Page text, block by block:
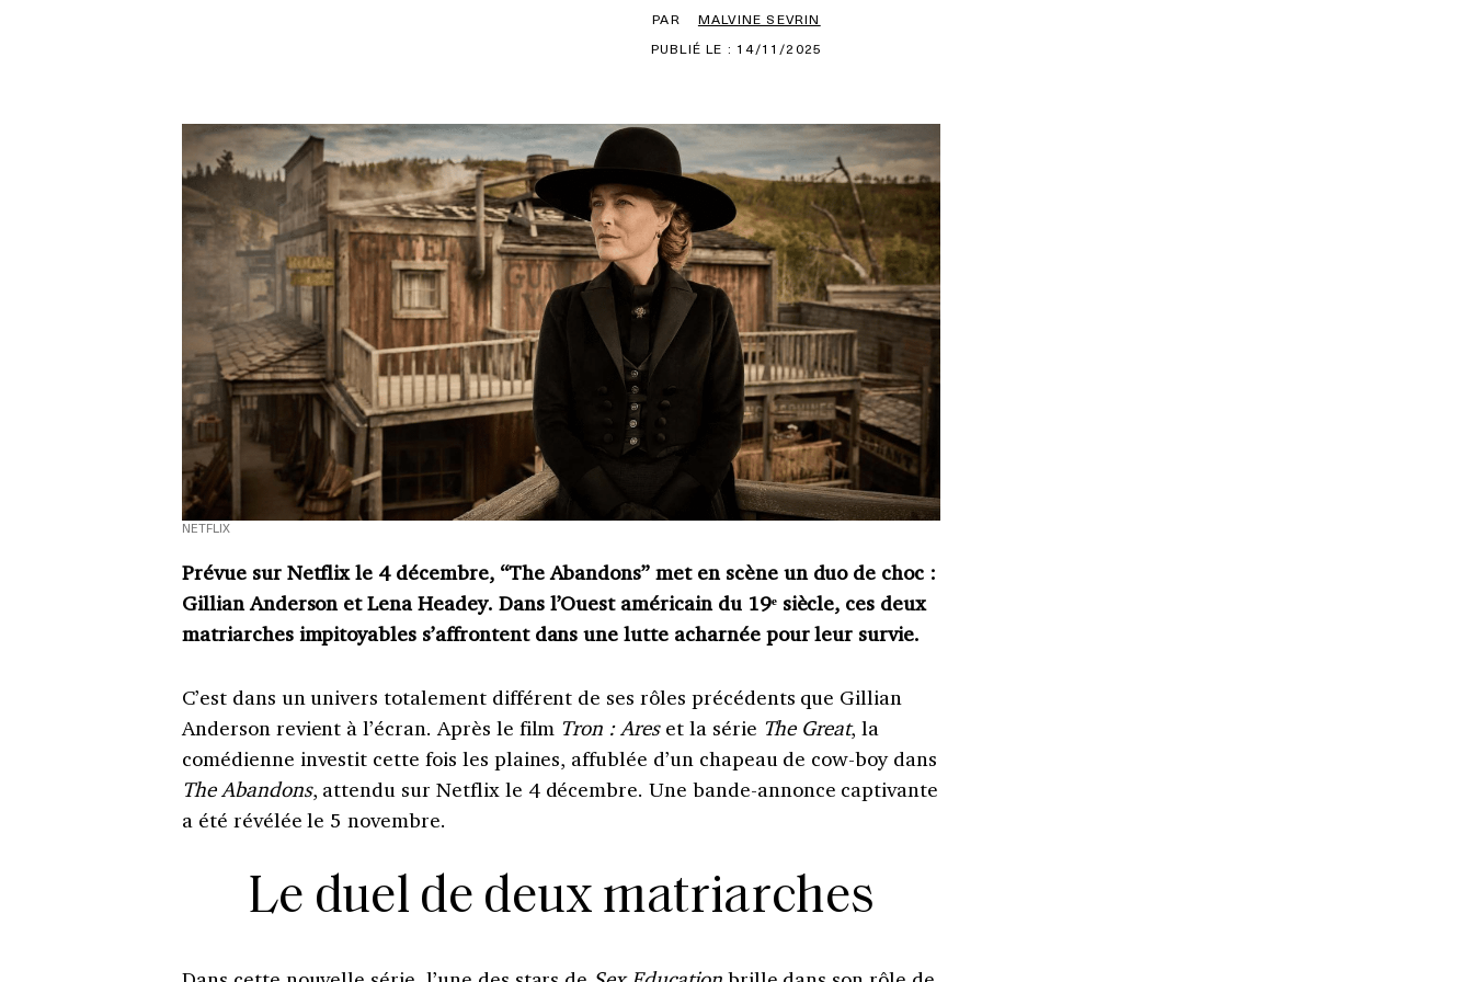
PAR
MALVINE SEVRIN
PUBLIÉ LE : 14/11/2025
NETFLIX
Prévue sur Netflix le 4 décembre, “The Abandons” met en scène un duo de choc :
Gillian Anderson et Lena Headey. Dans l’Ouest américain du 19ᵉ siècle, ces deux
matriarches impitoyables s’affrontent dans une lutte acharnée pour leur survie.
C’est dans un univers totalement différent de ses rôles précédents que Gillian
Anderson revient à l’écran. Après le film Tron : Areset la série The Great, la
comédienne investit cette fois les plaines, affublée d’un chapeau de cow-boy dans
The Abandons, attendu sur Netflix le 4 décembre. Une bande-annonce captivante
a été révélée le 5 novembre.
Le duel de deux matriarches